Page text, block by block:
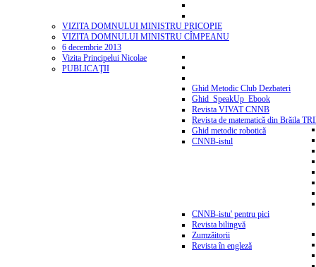
VIZITA DOMNULUI MINISTRU PRICOPIE
VIZITA DOMNULUI MINISTRU CÎMPEANU
6 decembrie 2013
Vizita Principelui Nicolae
PUBLICAŢII
Ghid Metodic Club Dezbateri
Ghid_SpeakUp_Ebook
Revista VIVAT CNNB
Revista de matematică din Brăila
Ghid metodic robotică
CNNB-istul
CNNB-istu' pentru pici
Revista bilingvă
Zumzăitorii
Revista în engleză